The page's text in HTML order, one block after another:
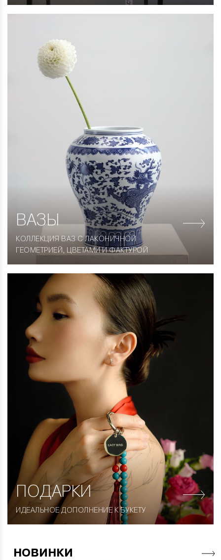
ВАЗЫ
КОЛЛЕКЦИЯ ВАЗ С ЛАКОНИЧНОЙ
ГЕОМЕТРИЕЙ, ЦВЕТАМИ И ФАКТУРОЙ
ПОДАРКИ
ИДЕАЛЬНОЕ ДОПОЛНЕНИЕ К БУКЕТУ
НОВИНКИ